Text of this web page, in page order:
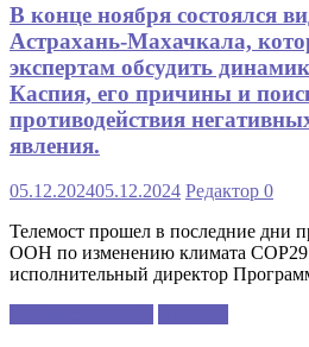
В конце ноября состоялся
Астрахань-Махачкала,
экспертам обсудить
Каспия, его причины и
противодействия
явления.
05.12.202405.12.2024 Редактор 0
Телемост прошел в последние дни
ООН по изменению климата
исполнительный директор